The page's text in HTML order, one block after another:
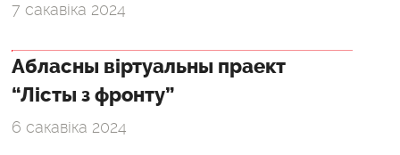
7 сакавіка 2024
Абласны віртуальны праект
“Лісты з фронту”
6 сакавіка 2024